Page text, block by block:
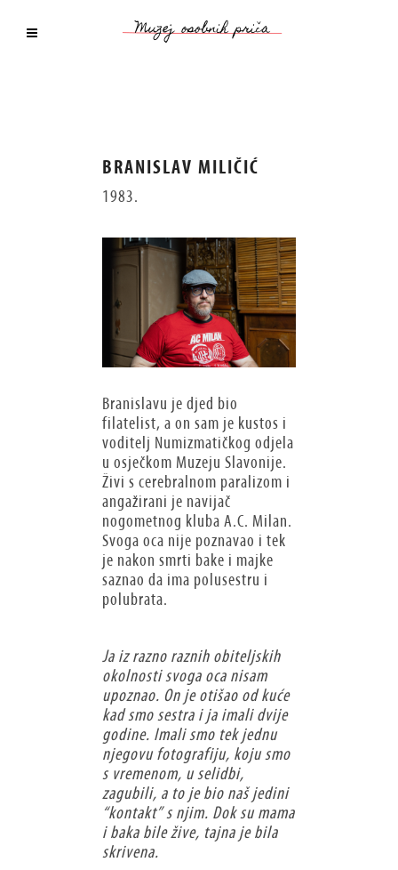
BRANISLAV MILIČIĆ
1983.
Branislavu je djed bio
filatelist, a on sam je kustos i
voditelj Numizmatičkog odjela
u osječkom Muzeju Slavonije.
Živi s cerebralnom paralizom i
angažirani je navijač
nogometnog kluba A.C. Milan.
Svoga oca nije poznavao i tek
je nakon smrti bake i majke
saznao da ima polusestru i
polubrata.
Ja iz razno raznih obiteljskih
okolnosti svoga oca nisam
upoznao. On je otišao od kuće
kad smo sestra i ja imali dvije
godine. Imali smo tek jednu
njegovu fotografiju, koju smo
s vremenom, u selidbi,
zagubili, a to je bio naš jedini
“kontakt” s njim. Dok su mama
i baka bile žive, tajna je bila
skrivena.